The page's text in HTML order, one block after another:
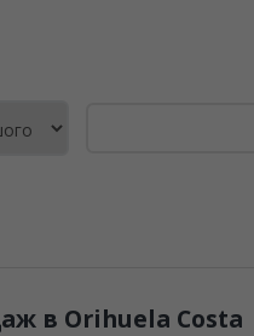
в Orihuela Costa